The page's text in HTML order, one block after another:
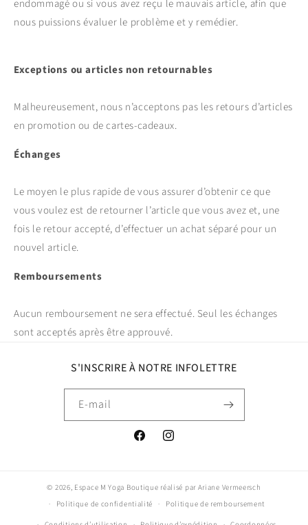
endommagé ou si vous avez reçu le mauvais article, afin que
nous puissions évaluer le problème et y remédier.
Exceptions ou articles non retournables
Malheureusement, nous n’acceptons pas les retours d’articles
en promotion ou de cartes-cadeaux.
Échanges
Le moyen le plus rapide de vous assurer d’obtenir ce que
vous voulez est de retourner l’article que vous avez et, une
fois le retour accepté, d’effectuer un achat séparé pour un
nouvel article.
Remboursements
Aucun remboursement ne sera effectué. Seul les échanges
sont acceptés après être approuvé.
S'INSCRIRE À NOTRE INFOLETTRE
E-mail
FacebookInstagram
© 2026, Espace M Yoga Boutique réalisé par Ariane Vermeersch
Politique de confidentialité
Politique de remboursement